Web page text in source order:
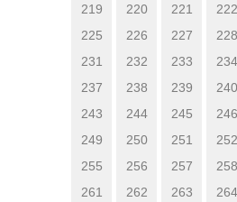
219
220 221 222
225
226 227 228
231
232 233 234
237
238 239 240
243
244 245 246
249
250 251 252
255
256 257 258
261
262 263 264